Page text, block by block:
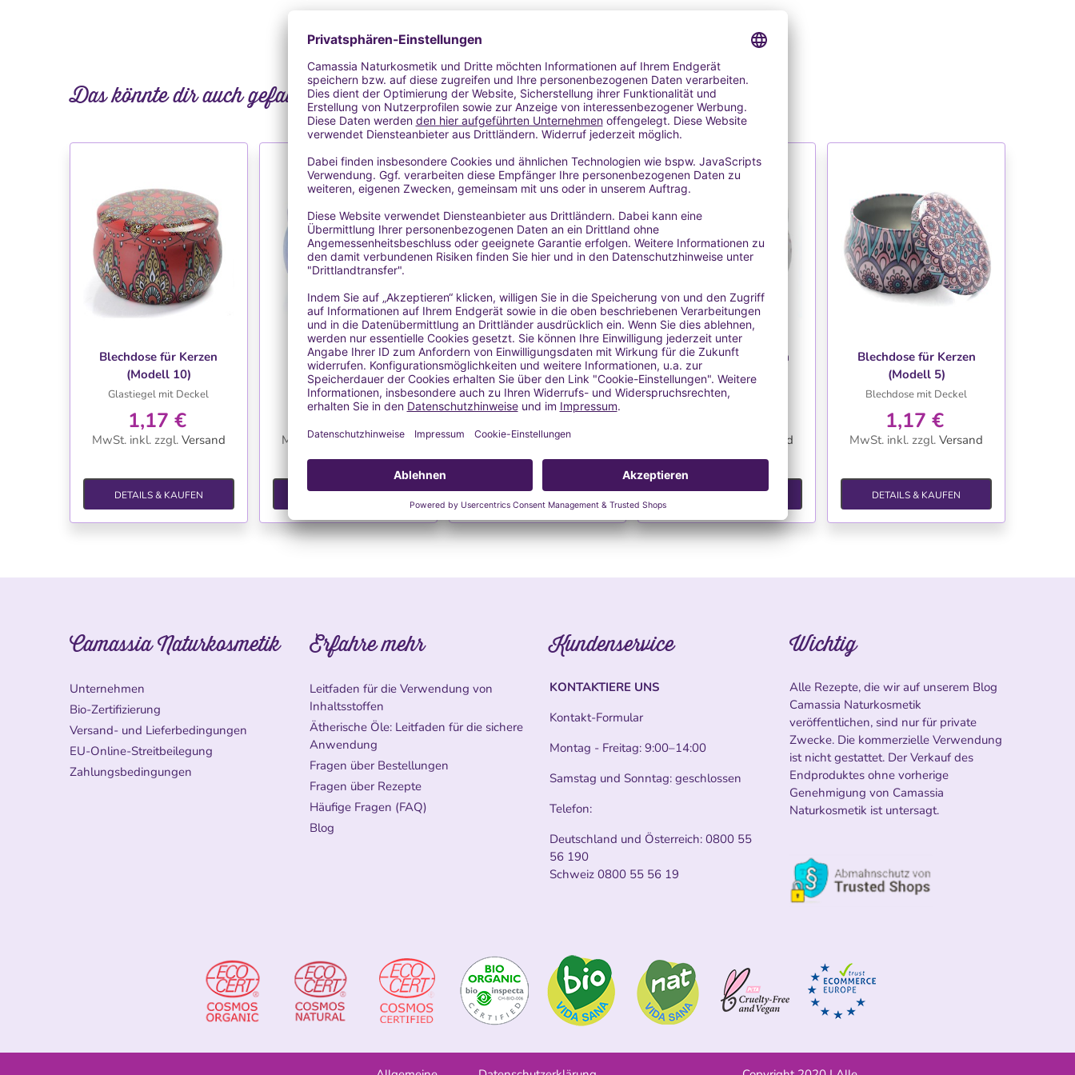
Das könnte dir auch gefallen
Blechdose für Kerzen
(Modell 10)
Glastiegel mit Deckel
1,17 €
MwSt. inkl. zzgl. Versand
DETAILS & KAUFEN
WUNSCHLISTE
Blechdose für Kerzen
(Modell 9)
Blechdose mit Deckel
1,17 €
MwSt. inkl. zzgl. Versand
DETAILS & KAUFEN
WUNSCHLISTE
Blechdose für Kerzen
(Modell 8)
Blechdose mit Deckel
1,17 €
MwSt. inkl. zzgl. Versand
DETAILS & KAUFEN
WUNSCHLISTE
Blechdose füer Kerzen
(Modell 7)
Glastiegel mit Deckel
Versand
DETAILS & KAUFEN
Blechdose für Kerzen
(Modell 5)
Blechdose mit Deckel
1,17 €
MwSt. inkl. zzgl. Versand
DETAILS & KAUFEN
Camassia Naturkosmetik
Unternehmen
Bio-Zertifizierung
Versand- und Lieferbedingungen
EU-Online-Streitbeilegung
Zahlungsbedingungen
Erfahre mehr
Leitfaden für die Verwendung von
Inhaltsstoffen
Ätherische Öle: Leitfaden für die sichere
Anwendung
Fragen über Bestellungen
Fragen über Rezepte
Häufige Fragen (FAQ)
Blog
Kundenservice
KONTAKTIERE UNS
Kontakt-Formular
Montag - Freitag: 9:00–14:00
Samstag und Sonntag: geschlossen
Telefon:
Deutschland und Österreich: 0800 55
56 190
Schweiz 0800 55 56 19
Wichtig
Alle Rezepte, die wir auf unserem Blog
Camassia Naturkosmetik
veröffentlichen, sind nur für private
Zwecke. Die kommerzielle Verwendung
ist nicht gestattet. Der Verkauf des
Endproduktes ohne vorherige
Genehmigung von Camassia
Naturkosmetik ist untersagt.